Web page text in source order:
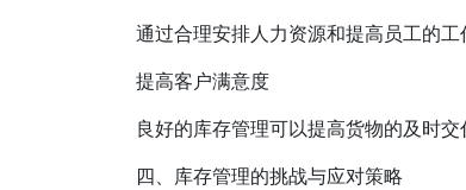
通过合理安排人力资源和提高员工的
提高客户满意度
良好的库存管理可以提高货物的及时
四、库存管理的挑战与应对策略